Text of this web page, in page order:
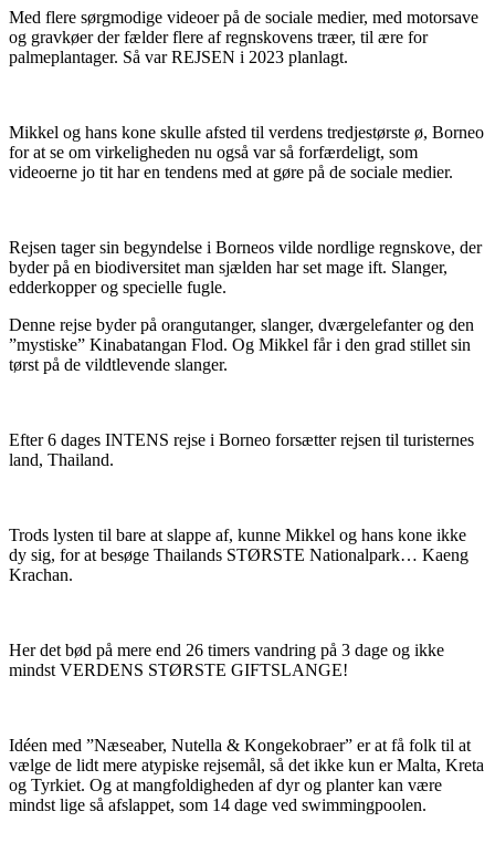
Med flere sørgmodige videoer på de sociale medier, med motorsave
og gravkøer der fælder flere af regnskovens træer, til ære for
palmeplantager. Så var REJSEN i 2023 planlagt.
Mikkel og hans kone skulle afsted til verdens tredjestørste ø, Borneo
for at se om virkeligheden nu også var så forfærdeligt, som
videoerne jo tit har en tendens med at gøre på de sociale medier.
Rejsen tager sin begyndelse i Borneos vilde nordlige regnskove, der
byder på en biodiversitet man sjælden har set mage ift. Slanger,
edderkopper og specielle fugle.
Denne rejse byder på orangutanger, slanger, dværgelefanter og den
”mystiske” Kinabatangan Flod. Og Mikkel får i den grad stillet sin
tørst på de vildtlevende slanger.
Efter 6 dages INTENS rejse i Borneo forsætter rejsen til turisternes
land, Thailand.
Trods lysten til bare at slappe af, kunne Mikkel og hans kone ikke
dy sig, for at besøge Thailands STØRSTE Nationalpark… Kaeng
Krachan.
Her det bød på mere end 26 timers vandring på 3 dage og ikke
mindst VERDENS STØRSTE GIFTSLANGE!
Idéen med ”Næseaber, Nutella & Kongekobraer” er at få folk til at
vælge de lidt mere atypiske rejsemål, så det ikke kun er Malta, Kreta
og Tyrkiet. Og at mangfoldigheden af dyr og planter kan være
mindst lige så afslappet, som 14 dage ved swimmingpoolen.